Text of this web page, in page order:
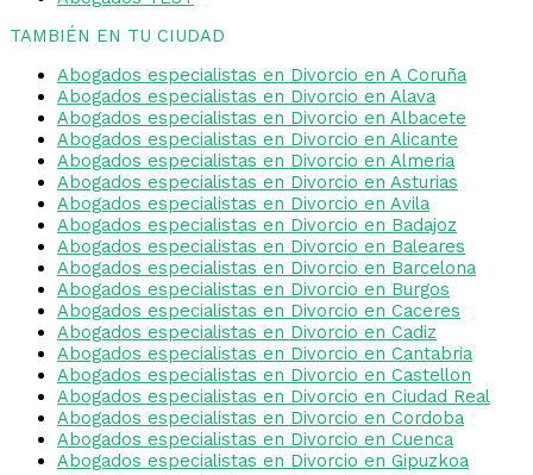
TAMBIÉN EN TU CIUDAD
Abogados especialistas en Divorcio en A Coruña
Abogados especialistas en Divorcio en Alava
Abogados especialistas en Divorcio en Albacete
Abogados especialistas en Divorcio en Alicante
Abogados especialistas en Divorcio en Almeria
Abogados especialistas en Divorcio en Asturias
Abogados especialistas en Divorcio en Avila
Abogados especialistas en Divorcio en Badajoz
Abogados especialistas en Divorcio en Baleares
Abogados especialistas en Divorcio en Barcelona
Abogados especialistas en Divorcio en Burgos
Abogados especialistas en Divorcio en Caceres
Abogados especialistas en Divorcio en Cadiz
Abogados especialistas en Divorcio en Cantabria
Abogados especialistas en Divorcio en Castellon
Abogados especialistas en Divorcio en Ciudad Real
Abogados especialistas en Divorcio en Cordoba
Abogados especialistas en Divorcio en Cuenca
Abogados especialistas en Divorcio en Gipuzkoa